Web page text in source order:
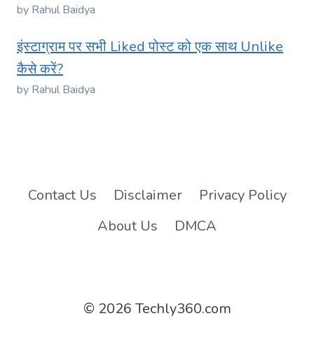
by Rahul Baidya
इंस्टाग्राम पर सभी Liked पोस्ट को एक साथ Unlike
कैसे करें?
by Rahul Baidya
Contact Us Disclaimer
Privacy Policy
About Us
DMCA
© 2026 Techly360.com